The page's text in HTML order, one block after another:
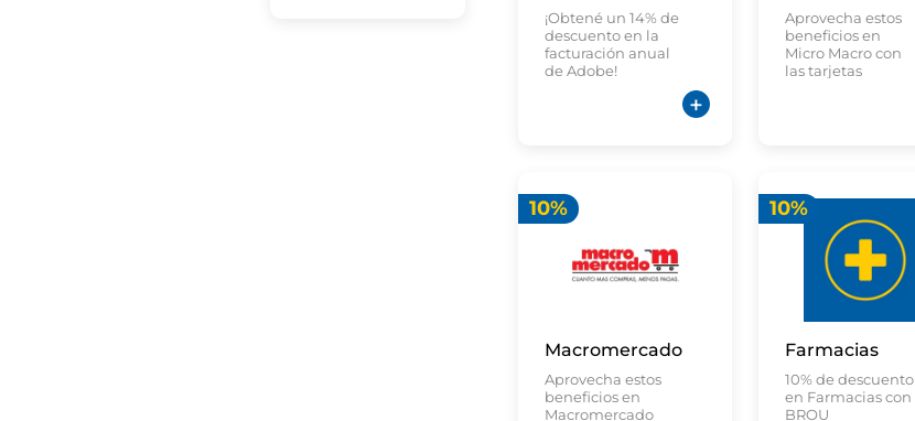
¡Obtené un 14% de
descuento en la
facturación anual
de Adobe!
Aprovecha estos
beneficios en
Micro Macro con
las tarjetas
10%
Macromercado
Aprovecha estos
beneficios en
Macromercado
10%
Farmacias
10% de descuento
en Farmacias con
BROU